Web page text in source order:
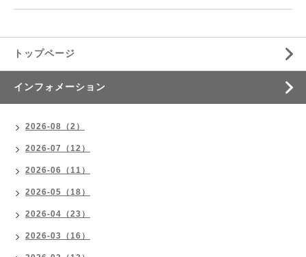
トップページ
インフォメーション
2026-08（2）
2026-07（12）
2026-06（11）
2026-05（18）
2026-04（23）
2026-03（16）